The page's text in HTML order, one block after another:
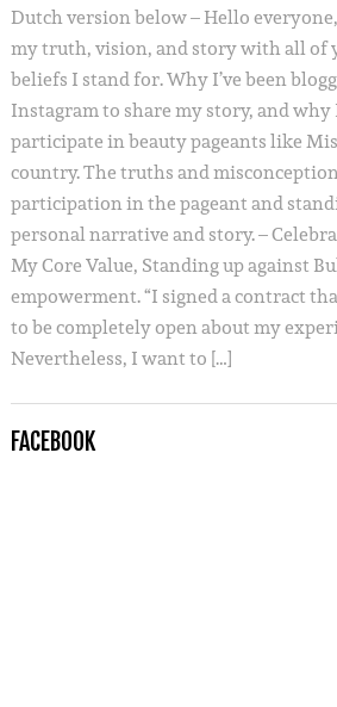
Dutch version below – Hello
my truth, vision, and story with all of
beliefs I stand for. Why I’ve been
Instagram to share my story, and why
participate in beauty pageants like
country. The truths and
participation in the pageant and
personal narrative and story. –
My Core Value, Standing up against
empowerment. “I signed a contract
to be completely open about my
Nevertheless, I want to […]
FACEBOOK